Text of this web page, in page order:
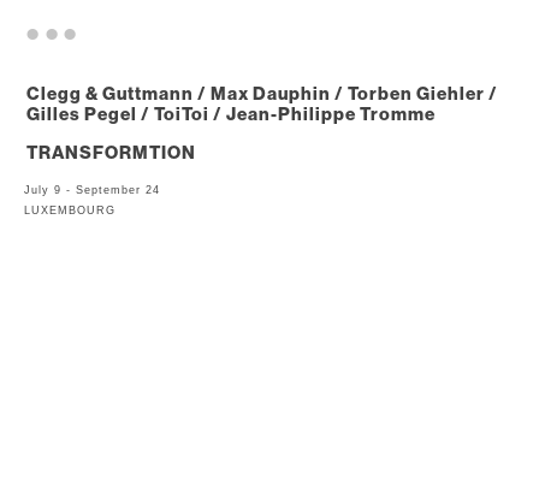
Clegg & Guttmann / Max Dauphin / Torben Giehler /
Gilles Pegel / ToiToi / Jean-Philippe Tromme
TRANSFORMTION
July 9 - September 24
LUXEMBOURG